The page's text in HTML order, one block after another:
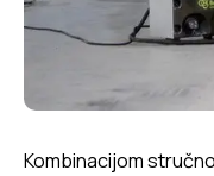
Kombinacijom